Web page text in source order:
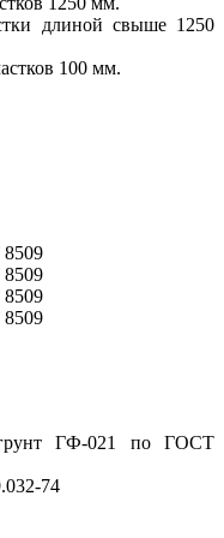
длиной свыше 1250
100 мм.
грунт ГФ-021 по ГОСТ
74